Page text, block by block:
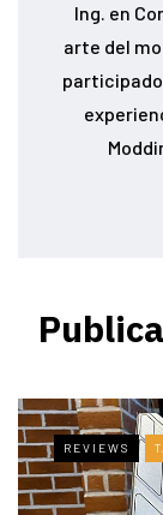
Ing. en
arte del
REVIEWS